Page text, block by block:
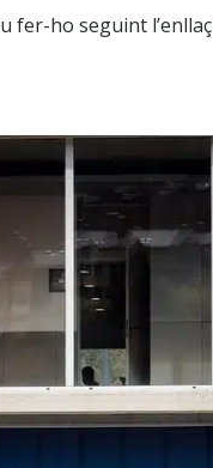
ho seguint